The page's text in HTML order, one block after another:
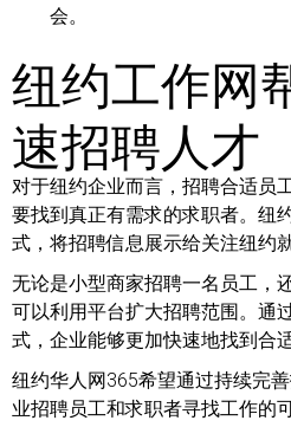
会。
纽约工作网
速招聘人才
对于纽约企业而言，招聘合适员
要找到真正有需求的求职者。纽
式，将招聘信息展示给关注纽约
无论是小型商家招聘一名员工，
可以利用平台扩大招聘范围。通
式，企业能够更加快速地找到合
纽约华人网365希望通过持续完
业招聘员工和求职者寻找工作的